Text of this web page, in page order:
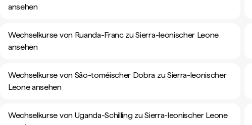
ansehen
Wechselkurse von Ruanda-Franc zu Sierra-leonischer Leone
ansehen
Wechselkurse von São-toméischer Dobra zu Sierra-leonischer
Leone ansehen
Wechselkurse von Uganda-Schilling zu Sierra-leonischer Leone